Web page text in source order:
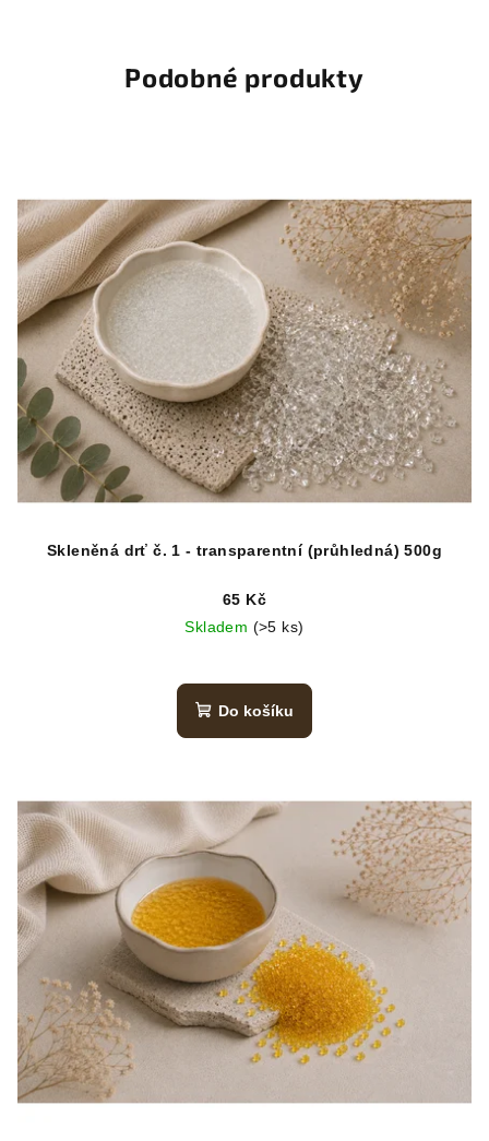
Podobné produkty
Skleněná drť č. 1 - transparentní (průhledná) 500g
65 Kč
Skladem (>5 ks)
Do košíku